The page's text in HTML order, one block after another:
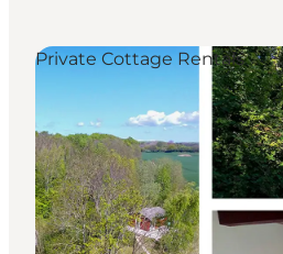
Private Cottage Rentals